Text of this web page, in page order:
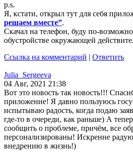
p.s.
Я, кстати, открыл тут для себя
решаем вместе”.
Скачал на телефон, буду по-
обустройстве окружающей
Ссылка на комментарий | Ответить
Julia_Sergeeva
04 Авг, 2021 21:38
Вот это новость так новость!!!
приложение! Я давно пользуюсь
испытываю радость, когда подаю
где-то в очереди, как раньше) А
сообщить о проблеме, причём, все
персонализированы! Искренне
внедрению в жизнь!)